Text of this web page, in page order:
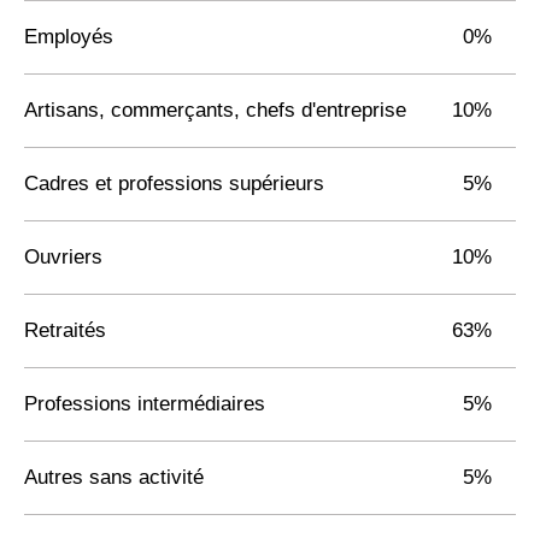
Employés 0%
Artisans, commerçants, chefs d'entreprise 10%
Cadres et professions supérieurs 5%
Ouvriers 10%
Retraités 63%
Professions intermédiaires 5%
Autres sans activité 5%